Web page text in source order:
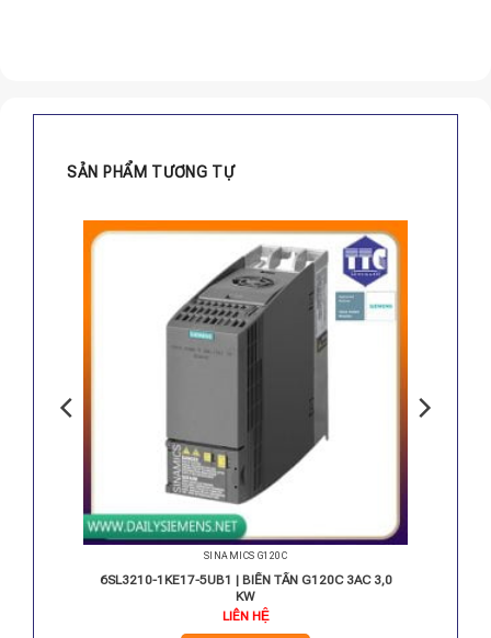
SẢN PHẨM TƯƠNG TỰ
SINAMICS G120C
6SL3210-1KE17-5UB1 | BIẾN TẦN G120C 3AC 3,0
KW
LIÊN HỆ